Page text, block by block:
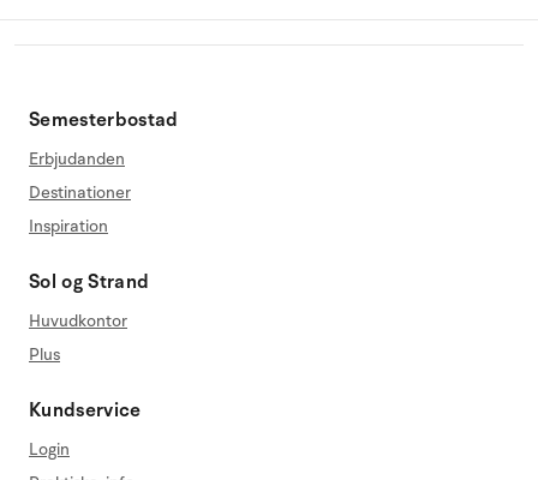
Semesterbostad
Erbjudanden
Destinationer
Inspiration
Sol og Strand
Huvudkontor
Plus
Kundservice
Login